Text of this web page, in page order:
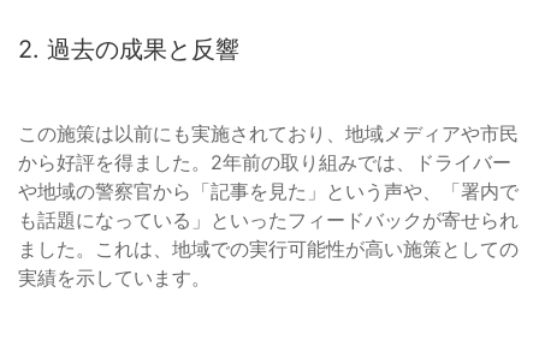
2. 過去の成果と反響
この施策は以前にも実施されており、地域メディアや市民
から好評を得ました。2年前の取り組みでは、ドライバー
や地域の警察官から「記事を見た」という声や、「署内で
も話題になっている」といったフィードバックが寄せられ
ました。これは、地域での実行可能性が高い施策としての
実績を示しています。